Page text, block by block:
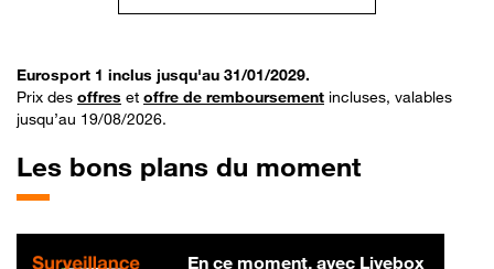
Eurosport 1 inclus jusqu'au 31/01/2029.
Prix des offres et offre de remboursement incluses, valables
jusqu’au 19/08/2026.
Les bons plans du moment
En ce moment, avec Livebox